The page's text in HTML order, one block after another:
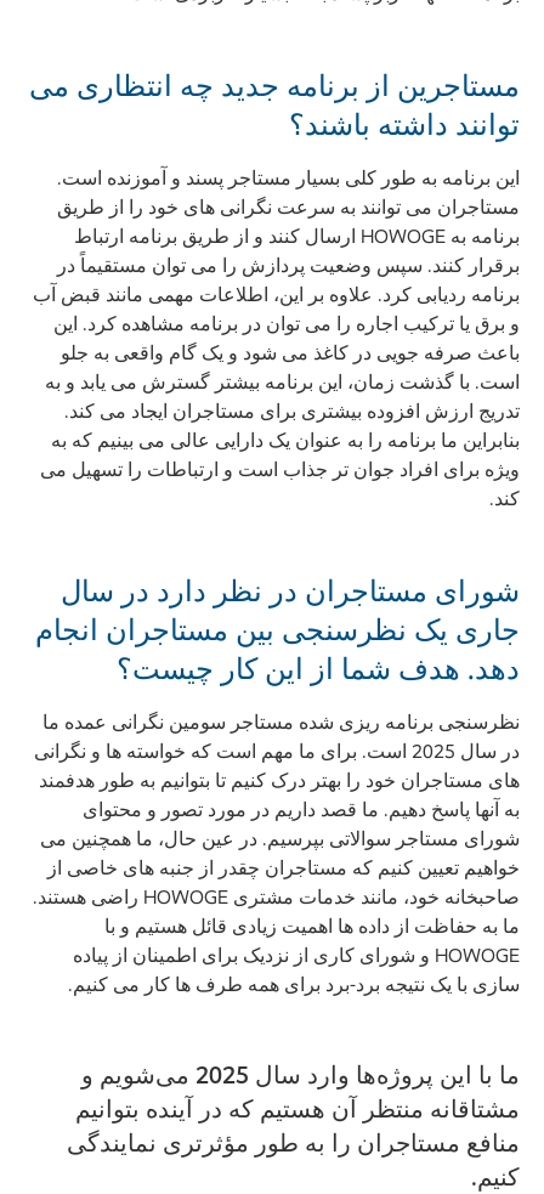
مستاجرین از برنامه جدید چه انتظاری می
توانند داشته باشند؟
این برنامه به طور کلی بسیار مستاجر پسند و آموزنده است.
مستاجران می توانند به سرعت نگرانی های خود را از طریق
برنامه به HOWOGE ارسال کنند و از طریق برنامه ارتباط
برقرار کنند. سپس وضعیت پردازش را می توان مستقیماً در
برنامه ردیابی کرد. علاوه بر این، اطلاعات مهمی مانند قبض آب
و برق یا ترکیب اجاره را می توان در برنامه مشاهده کرد. این
باعث صرفه جویی در کاغذ می شود و یک گام واقعی به جلو
است. با گذشت زمان، این برنامه بیشتر گسترش می یابد و به
تدریج ارزش افزوده بیشتری برای مستاجران ایجاد می کند.
بنابراین ما برنامه را به عنوان یک دارایی عالی می بینیم که به
ویژه برای افراد جوان تر جذاب است و ارتباطات را تسهیل می
کند.
شورای مستاجران در نظر دارد در سال
جاری یک نظرسنجی بین مستاجران انجام
دهد. هدف شما از این کار چیست؟
نظرسنجی برنامه ریزی شده مستاجر سومین نگرانی عمده ما
در سال 2025 است. برای ما مهم است که خواسته ها و نگرانی
های مستاجران خود را بهتر درک کنیم تا بتوانیم به طور هدفمند
به آنها پاسخ دهیم. ما قصد داریم در مورد تصور و محتوای
شورای مستاجر سوالاتی بپرسیم. در عین حال، ما همچنین می
خواهیم تعیین کنیم که مستاجران چقدر از جنبه های خاصی از
صاحبخانه خود، مانند خدمات مشتری HOWOGE راضی هستند.
ما به حفاظت از داده ها اهمیت زیادی قائل هستیم و با
HOWOGE و شورای کاری از نزدیک برای اطمینان از پیاده
سازی با یک نتیجه برد-برد برای همه طرف ها کار می کنیم.
ما با این پروژه‌ها وارد سال 2025 می‌شویم و
مشتاقانه منتظر آن هستیم که در آینده بتوانیم
منافع مستاجران را به طور مؤثرتری نمایندگی
کنیم.